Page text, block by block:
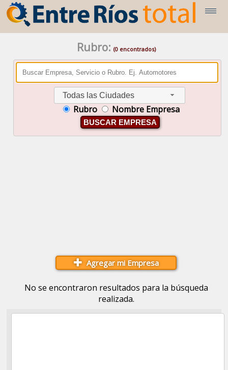
Rubro: (0 encontrados)
Todas las Ciudades
Rubro Nombre Empresa
BUSCAR EMPRESA
Agregar mi Empresa
No se encontraron resultados para la búsqueda
realizada.